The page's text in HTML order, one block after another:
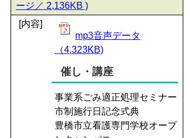
ージ／ 2,136KB )
[内容]
mp3音声データ
（4,323KB)
催し・講座
事業系ごみ適正処理セミナー
市制施行日記念式典
豊橋市立看護専門学校オープ